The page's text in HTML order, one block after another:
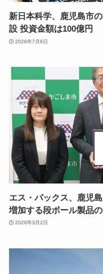
新日本科学、鹿児島市
設 投資金額は100億円
2026年7月6日
エス・パックス、鹿児
増加する段ボール製品
2026年3月2日